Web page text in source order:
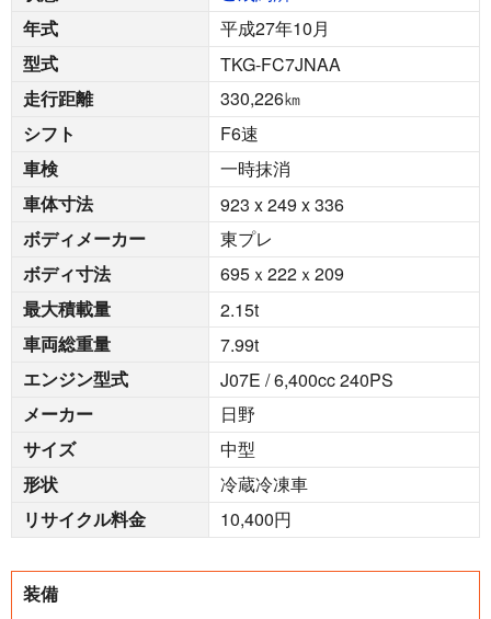
年式
平成27年10月
型式
TKG-FC7JNAA
走行距離
330,226㎞
シフト
F6速
車検
一時抹消
車体寸法
923 x 249 x 336
ボディメーカー
東プレ
ボディ寸法
695ｘ222ｘ209
最大積載量
2.15t
車両総重量
7.99t
エンジン型式
J07E / 6,400cc 240PS
メーカー
日野
サイズ
中型
形状
冷蔵冷凍車
リサイクル料金
10,400円
装備